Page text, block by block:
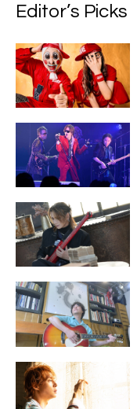
Editor’s Picks